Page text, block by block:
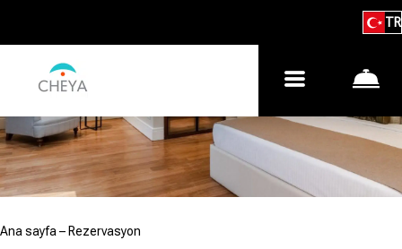
TR
Ana sayfa – Rezervasyon